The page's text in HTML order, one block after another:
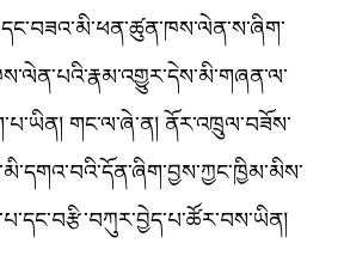
གང་ལ་ཞེ་ན། ནོར་འཁྲུལ་བཟོས་